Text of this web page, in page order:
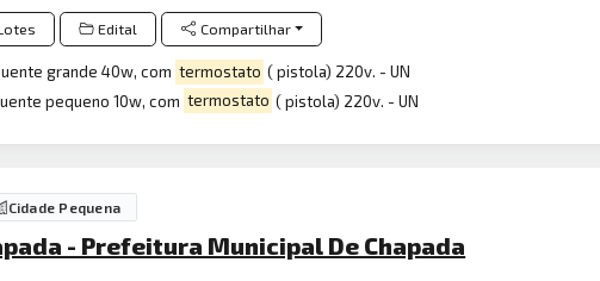
Edital Compartilhar
grande 40w, com termostato ( pistola) 220v. - UN
pequeno 10w, com termostato ( pistola) 220v. - UN
Cidade Pequena
- Prefeitura Municipal De Chapada